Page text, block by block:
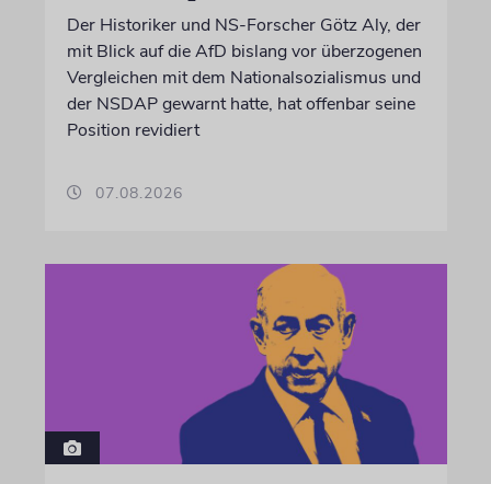
Der Historiker und NS-Forscher Götz Aly, der
mit Blick auf die AfD bislang vor überzogenen
Vergleichen mit dem Nationalsozialismus und
der NSDAP gewarnt hatte, hat offenbar seine
Position revidiert
07.08.2026